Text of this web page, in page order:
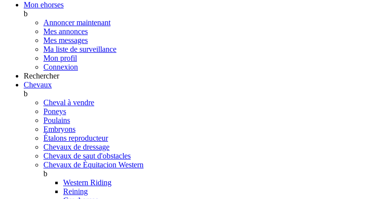
Mon ehorses
b
Annoncer maintenant
Mes annonces
Mes messages
Ma liste de surveillance
Mon profil
Connexion
Rechercher
Chevaux
b
Cheval à vendre
Poneys
Poulains
Embryons
Étalons reproducteur
Chevaux de dressage
Chevaux de saut d'obstacles
Chevaux de Èquitacion Western
b
Western Riding
Reining